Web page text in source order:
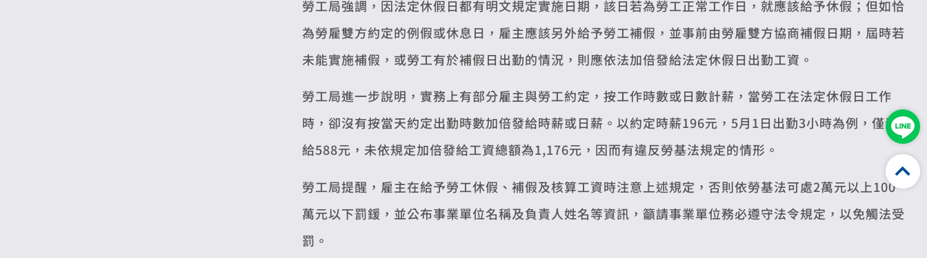
勞工局強調，因法定休假日都有明文規定實施日期，該日若為勞工正常工作日，就應該給予休假；但如恰
為勞雇雙方約定的例假或休息日，雇主應該另外給予勞工補假，並事前由勞雇雙方協商補假日期，屆時若
未能實施補假，或勞工有於補假日出勤的情況，則應依法加倍發給法定休假日出勤工資。
勞工局進一步說明，實務上有部分雇主與勞工約定，按工作時數或日數計薪，當勞工在法定休假日工作
時，卻沒有按當天約定出勤時數加倍發給時薪或日薪。以約定時薪196元，5月1日出勤3小時為例，僅發
給588元，未依規定加倍發給工資總額為1,176元，因而有違反勞基法規定的情形。
勞工局提醒，雇主在給予勞工休假、補假及核算工資時注意上述規定，否則依勞基法可處2萬元以上100
萬元以下罰鍰，並公布事業單位名稱及負責人姓名等資訊，籲請事業單位務必遵守法令規定，以免觸法受
罰。